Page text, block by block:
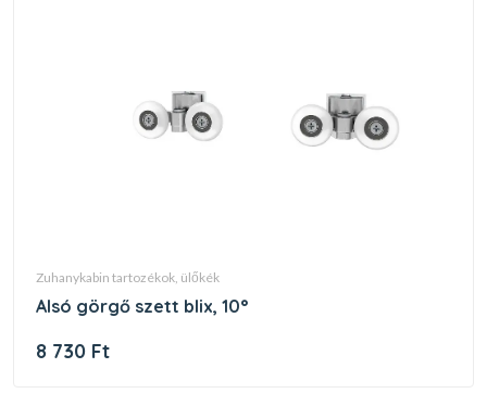
zuhanykabin tartozékok, ülőkék
alsó görgő szett blix, 10°
8 730 Ft